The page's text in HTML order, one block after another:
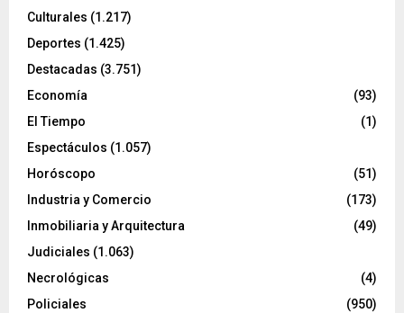
Culturales (1.217)
Deportes (1.425)
Destacadas (3.751)
Economía
(93)
El Tiempo
(1)
Espectáculos (1.057)
Horóscopo
(51)
Industria y Comercio
(173)
Inmobiliaria y Arquitectura
(49)
Judiciales (1.063)
Necrológicas
(4)
Policiales
(950)